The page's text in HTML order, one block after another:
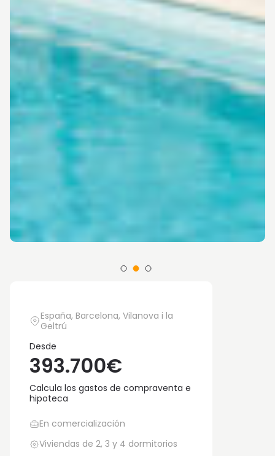
España, Barcelona, Vilanova i la
Geltrú
Desde
393.700€
Calcula los gastos de compraventa e
hipoteca
En comercialización
Viviendas de 2, 3 y 4 dormitorios